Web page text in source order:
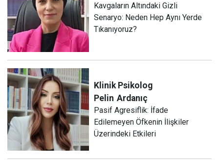
Kavgaların Altındaki Gizli
Senaryo: Neden Hep Aynı Yerde
Tıkanıyoruz?
Klinik Psikolog
Pelin Ardanıç
Pasif Agresiflik: İfade
Edilemeyen Öfkenin İlişkiler
Üzerindeki Etkileri